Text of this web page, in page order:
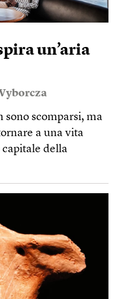
un’aria
sono scomparsi, ma
a una vita
della